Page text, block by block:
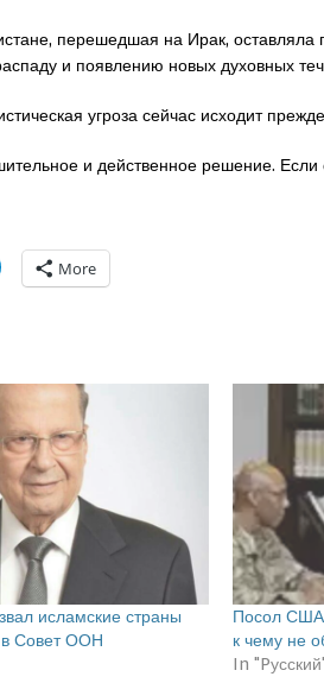
перешедшая на Ирак,
и появлению новых духовных
угроза сейчас исходит
и действенное решение. Если
More
исламские страны
Совет ООН
Посол США
к чему не
In